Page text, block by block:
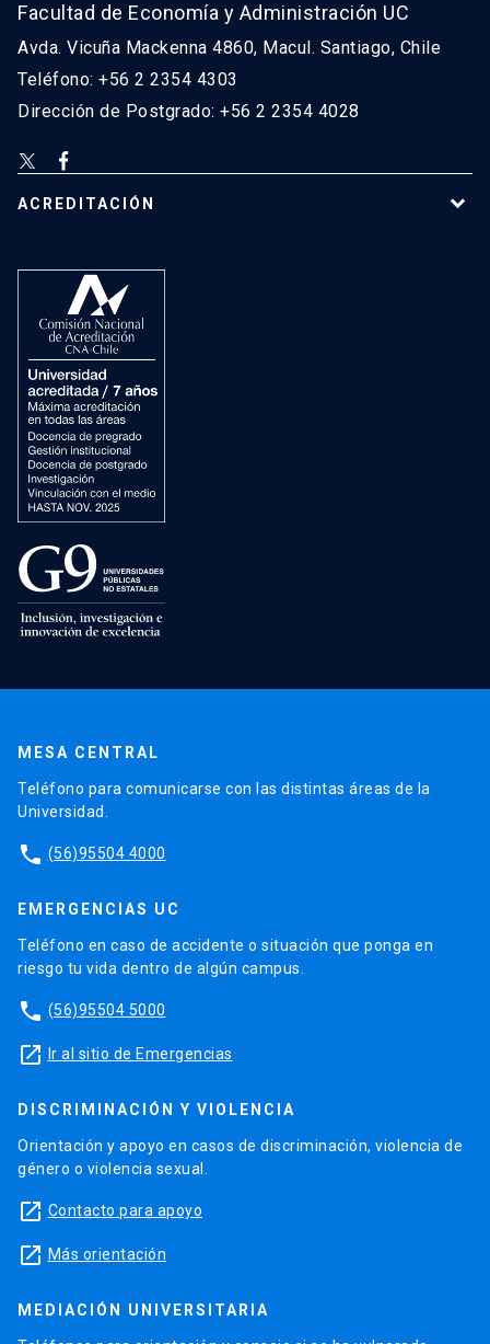
Facultad de Economía y Administración UC
Avda. Vicuña Mackenna 4860, Macul. Santiago, Chile
Teléfono: +56 2 2354 4303
Dirección de Postgrado: +56 2 2354 4028
ACREDITACIÓN
MESA CENTRAL
Teléfono para comunicarse con las distintas áreas de la
Universidad.
phone (56)95504 4000
EMERGENCIAS UC
Teléfono en caso de accidente o situación que ponga en
riesgo tu vida dentro de algún campus.
phone (56)95504 5000
launch Ir al sitio de Emergencias
DISCRIMINACIÓN Y VIOLENCIA
Orientación y apoyo en casos de discriminación, violencia de
género o violencia sexual.
launch Contacto para apoyo
launch Más orientación
MEDIACIÓN UNIVERSITARIA